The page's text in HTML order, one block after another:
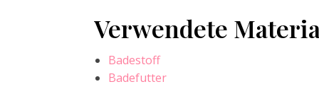
Verwendete
Badestoff
Badefutter